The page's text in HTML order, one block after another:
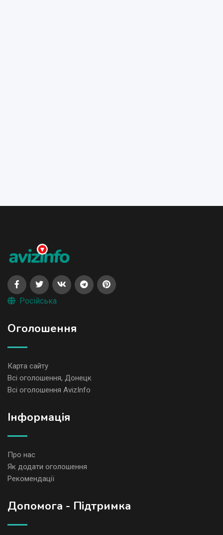
Російська
Оголошення
Карта сайту
Всі оголошення, Донецк
Всі оголошення AvizInfo
Iнформація
Про нас
Як додати оголошення
Рекомендації
Допомога - Підтримка